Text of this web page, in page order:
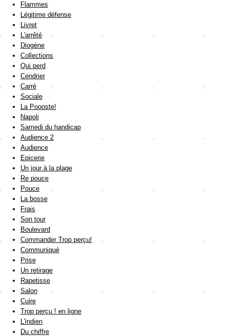
Flammes
Légitime défense
Livret
L'arrêté
Diogène
Collections
Qui perd
Cendrier
Carré
Sociale
La Poooste!
Napoli
Samedi du handicap
Audience 2
Audience
Epicerie
Un jour à la plage
Re pouce
Pouce
La bosse
Frais
Son tour
Boulevard
Commander Trop perçu!
Communiqué
Prise
Un retirage
Rapetisse
Salon
Cuire
Trop perçu ! en ligne
L'indien
Du chiffre